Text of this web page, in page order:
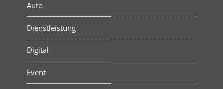
Auto
Dienstleistung
Digital
Event